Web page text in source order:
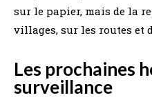
sur le papier, mais de la
villages, sur les routes et
Les prochaines
surveillance